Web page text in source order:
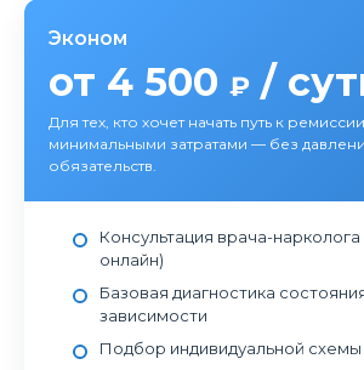
Эконом
от 4 500 ₽ /
Для тех, кто хочет начать путь к
минимальными затратами — без
обязательств.
Консультация врача-нарколога
онлайн)
Базовая диагностика
зависимости
Подбор индивидуальной